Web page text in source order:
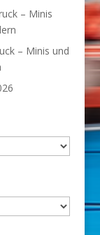
– Minis
– Minis und